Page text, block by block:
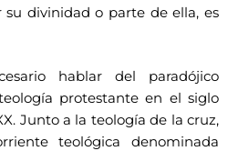
divinidad o parte de ella, es
hablar del paradójico
protestante en el siglo
Junto a la teología de la cruz,
teológica denominada